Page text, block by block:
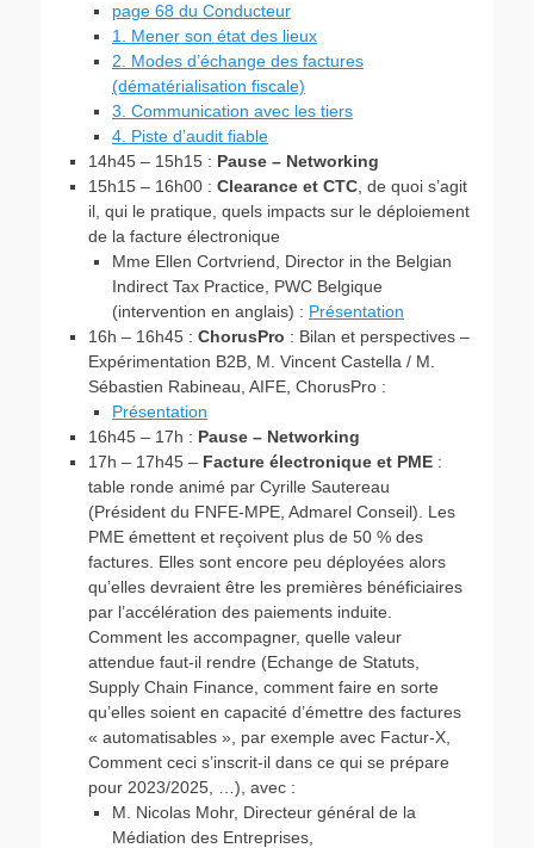
page 68 du Conducteur
1. Mener son état des lieux
2. Modes d’échange des factures
(dématérialisation fiscale)
3. Communication avec les tiers
4. Piste d’audit fiable
14h45 – 15h15 : Pause – Networking
15h15 – 16h00 : Clearance et CTC , de quoi s’agit
il, qui le pratique, quels impacts sur le déploiement
de la facture électronique
Mme Ellen Cortvriend, Director in the Belgian
Indirect Tax Practice, PWC Belgique
(intervention en anglais) : Présentation
16h – 16h45 : ChorusPro : Bilan et perspectives –
Expérimentation B2B, M. Vincent Castella / M.
Sébastien Rabineau, AIFE, ChorusPro :
Présentation
16h45 – 17h : Pause – Networking
17h – 17h45 – Facture électronique et PME :
table ronde animé par Cyrille Sautereau
(Président du FNFE-MPE, Admarel Conseil). Les
PME émettent et reçoivent plus de 50 % des
factures. Elles sont encore peu déployées alors
qu’elles devraient être les premières bénéficiaires
par l’accélération des paiements induite.
Comment les accompagner, quelle valeur
attendue faut-il rendre (Echange de Statuts,
Supply Chain Finance, comment faire en sorte
qu’elles soient en capacité d’émettre des factures
« automatisables », par exemple avec Factur-X,
Comment ceci s’inscrit-il dans ce qui se prépare
pour 2023/2025, …), avec :
M. Nicolas Mohr, Directeur général de la
Médiation des Entreprises,